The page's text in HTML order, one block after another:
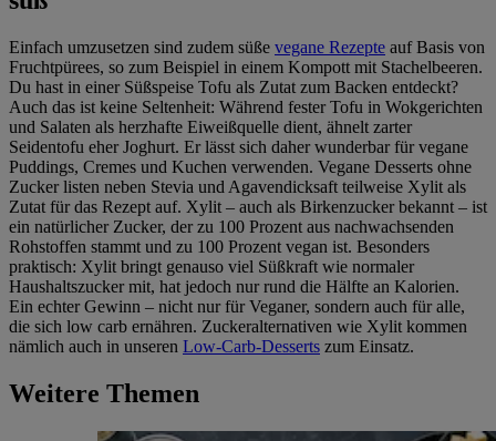
Einfach umzusetzen sind zudem süße vegane Rezepte auf Basis von
Fruchtpürees, so zum Beispiel in einem Kompott mit Stachelbeeren.
Du hast in einer Süßspeise Tofu als Zutat zum Backen entdeckt?
Auch das ist keine Seltenheit: Während fester Tofu in Wokgerichten
und Salaten als herzhafte Eiweißquelle dient, ähnelt zarter
Seidentofu eher Joghurt. Er lässt sich daher wunderbar für vegane
Puddings, Cremes und Kuchen verwenden. Vegane Desserts ohne
Zucker listen neben Stevia und Agavendicksaft teilweise Xylit als
Zutat für das Rezept auf. Xylit – auch als Birkenzucker bekannt – ist
ein natürlicher Zucker, der zu 100 Prozent aus nachwachsenden
Rohstoffen stammt und zu 100 Prozent vegan ist. Besonders
praktisch: Xylit bringt genauso viel Süßkraft wie normaler
Haushaltszucker mit, hat jedoch nur rund die Hälfte an Kalorien.
Ein echter Gewinn – nicht nur für Veganer, sondern auch für alle,
die sich low carb ernähren. Zuckeralternativen wie Xylit kommen
nämlich auch in unseren Low-Carb-Desserts zum Einsatz.
Weitere Themen